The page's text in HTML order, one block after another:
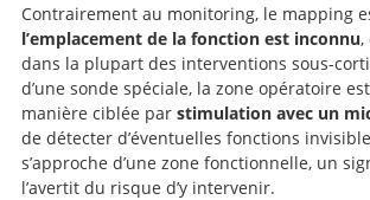
Contrairement au monitoring, le mapping
l’emplacement de la fonction est inconnu,
dans la plupart des interventions sous-
d’une sonde spéciale, la zone opératoire
manière ciblée par stimulation avec un
de détecter d’éventuelles fonctions
s’approche d’une zone fonctionnelle, un
l’avertit du risque d’y intervenir.